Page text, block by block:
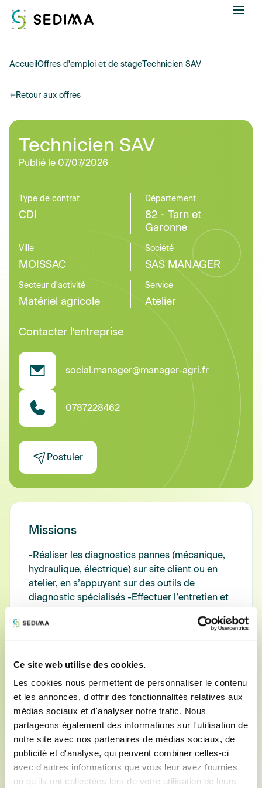
Ce site web utilise des cookies.
Les cookies nous permettent de personnaliser le contenu
et les annonces, d'offrir des fonctionnalités relatives aux
médias sociaux et d'analyser notre trafic. Nous
partageons également des informations sur l'utilisation de
notre site avec nos partenaires de médias sociaux, de
publicité et d'analyse, qui peuvent combiner celles-ci
avec d'autres informations que vous leur avez fournies
ou qu'ils ont collectées lors de votre utilisation de leurs
Nous connaître
Actualités
Assistance et expertise
Formations
Annuaire
Contacter
AccueilOffres d'emploi et de stageTechnicien SAV
Retour aux offres
Technicien SAV
Publié le 07/07/2026
Type de contrat
CDI
Département
82 - Tarn et
Garonne
Ville
MOISSAC
Société
SAS MANAGER
Secteur d'activité
Matériel agricole
Service
Atelier
Contacter l'entreprise
social.manager@manager-agri.fr
0787228462
Postuler
Missions
-Réaliser les diagnostics pannes (mécanique,
hydraulique, électrique) sur site client ou en
atelier, en s’appuyant sur des outils de
diagnostic spécialisés -Effectuer l’entretien et
machines, équipements) en itinérance ou en
atelier. -Préparer, régler et mettre en service
respect des normes constructeur. -Contribuer
à un reporting précis : mise à jour des ordres
de réparation, signature des ordres de
réparation par les clients, prise des photos
pour les demandes de garanties, -Travailler
dans un cadre réglementaire : suivi des fluides,
conformité des interventions, traçabilité des
opérations -Participer aux formations
constructeurs régulières afin de maintenir vos